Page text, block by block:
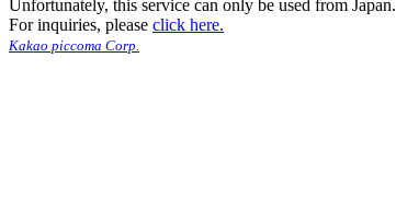
Unfortunately, this service can only be used from Japan.
For inquiries, please click here.
Kakao piccoma Corp.